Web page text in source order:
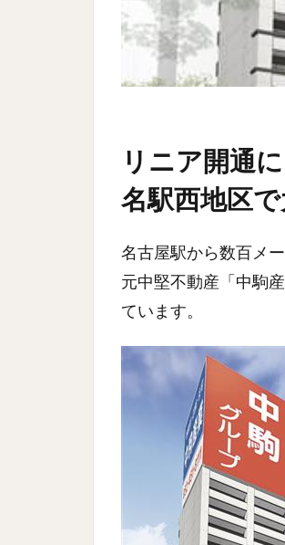
リニア開通
名駅西地区
名古屋駅から数百メ
元中堅不動産「中駒
ています。